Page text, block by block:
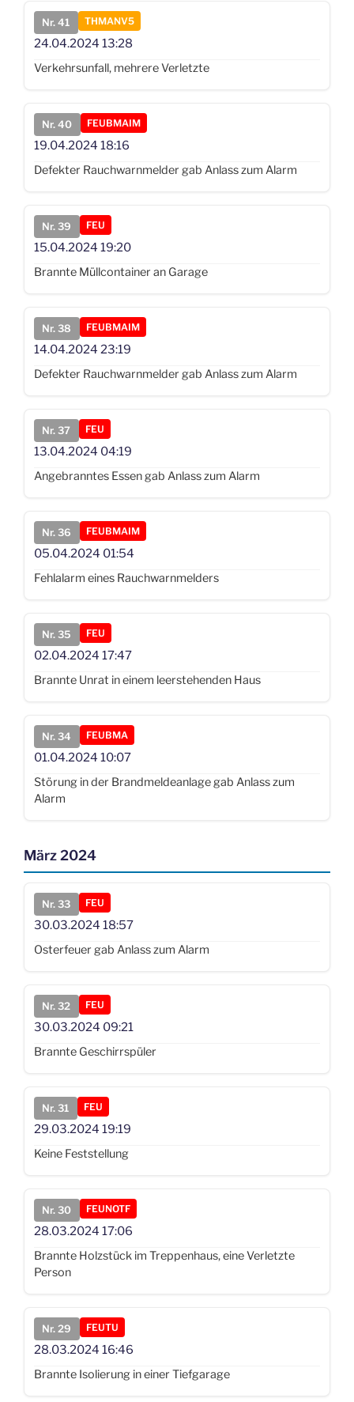
Nr. 41 THMANV5
24.04.2024 13:28
Verkehrsunfall, mehrere Verletzte
Nr. 40 FEUBMAIM
19.04.2024 18:16
Defekter Rauchwarnmelder gab Anlass zum Alarm
Nr. 39 FEU
15.04.2024 19:20
Brannte Müllcontainer an Garage
Nr. 38 FEUBMAIM
14.04.2024 23:19
Defekter Rauchwarnmelder gab Anlass zum Alarm
Nr. 37 FEU
13.04.2024 04:19
Angebranntes Essen gab Anlass zum Alarm
Nr. 36 FEUBMAIM
05.04.2024 01:54
Fehlalarm eines Rauchwarnmelders
Nr. 35 FEU
02.04.2024 17:47
Brannte Unrat in einem leerstehenden Haus
Nr. 34 FEUBMA
01.04.2024 10:07
Störung in der Brandmeldeanlage gab Anlass zum
Alarm
März 2024
Nr. 33 FEU
30.03.2024 18:57
Osterfeuer gab Anlass zum Alarm
Nr. 32 FEU
30.03.2024 09:21
Brannte Geschirrspüler
Nr. 31 FEU
29.03.2024 19:19
Keine Feststellung
Nr. 30 FEUNOTF
28.03.2024 17:06
Brannte Holzstück im Treppenhaus, eine Verletzte
Person
Nr. 29 FEUTU
28.03.2024 16:46
Brannte Isolierung in einer Tiefgarage